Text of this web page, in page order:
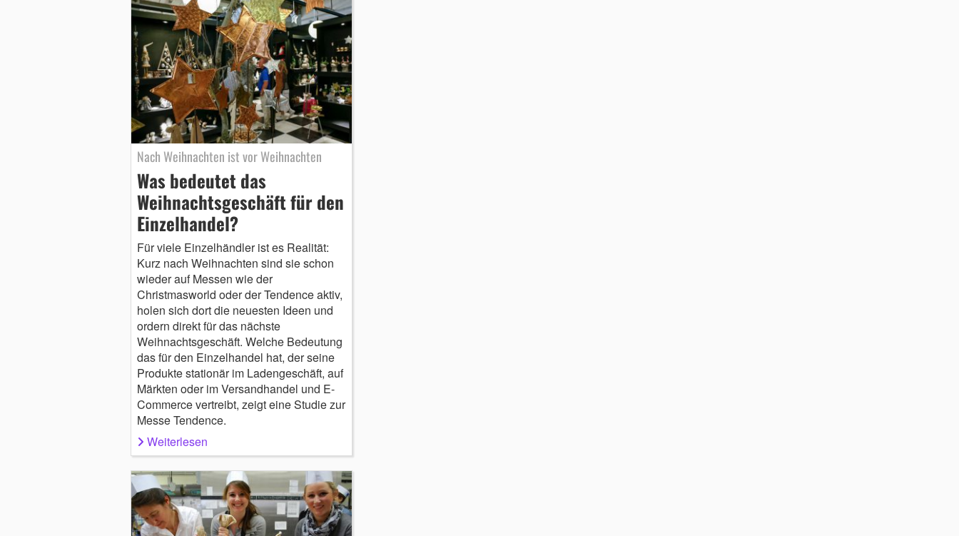
Nach Weihnachten ist vor Weihnachten
Was bedeutet das
Weihnachtsgeschäft für den
Einzelhandel?
Für viele Einzelhändler ist es Realität:
Kurz nach Weihnachten sind sie schon
wieder auf Messen wie der
Christmasworld oder der Tendence aktiv,
holen sich dort die neuesten Ideen und
ordern direkt für das nächste
Weihnachtsgeschäft. Welche Bedeutung
das für den Einzelhandel hat, der seine
Produkte stationär im Ladengeschäft, auf
Märkten oder im Versandhandel und E-
Commerce vertreibt, zeigt eine Studie zur
Messe Tendence.
Weiterlesen